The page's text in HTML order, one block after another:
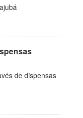
de dispensas